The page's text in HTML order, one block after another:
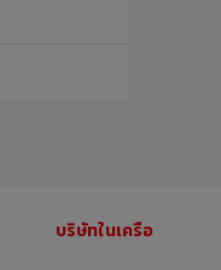
บริษัทในเครือ